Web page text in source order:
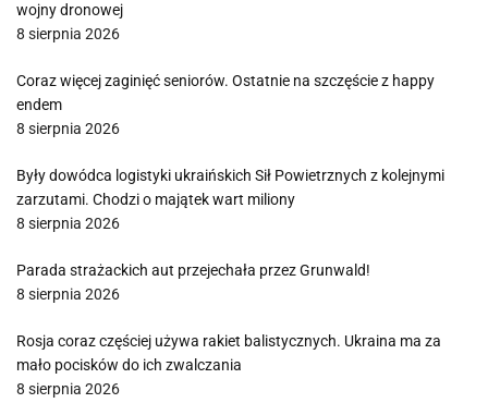
wojny dronowej
8 sierpnia 2026
Coraz więcej zaginięć seniorów. Ostatnie na szczęście z happy
endem
8 sierpnia 2026
Były dowódca logistyki ukraińskich Sił Powietrznych z kolejnymi
zarzutami. Chodzi o majątek wart miliony
8 sierpnia 2026
Parada strażackich aut przejechała przez Grunwald!
8 sierpnia 2026
Rosja coraz częściej używa rakiet balistycznych. Ukraina ma za
mało pocisków do ich zwalczania
8 sierpnia 2026